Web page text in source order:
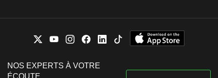
NOS EXPERTS À VOTRE